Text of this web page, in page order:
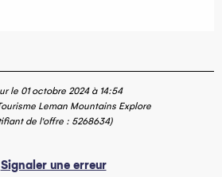
le 01 octobre 2024 à 14:54
Leman Mountains Explore
de l'offre : 5268634)
Signaler une erreur